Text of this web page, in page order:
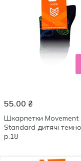
55.00 ₴
Шкарпетки Movement
Standard дитячі темно
р.18